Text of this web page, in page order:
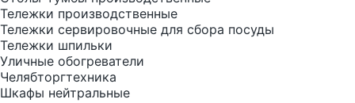
Тележки производственные
Тележки сервировочные для сбора посуды
Тележки шпильки
Уличные обогреватели
Челябторгтехника
Шкафы нейтральные